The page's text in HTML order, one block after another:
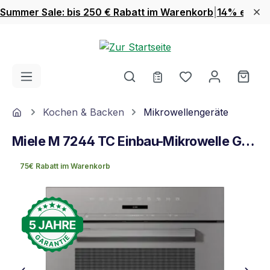
Zum Hauptinhalt springen
Summer Sale: bis 250 € Rabatt im Warenkorb 14% extra
Du hast 0
HomeKochen & Backen Mikrowellengeräte
Miele M 7244 TC Einbau-Mikrowelle Graphitgrau
75€ Rabatt im Warenkorb